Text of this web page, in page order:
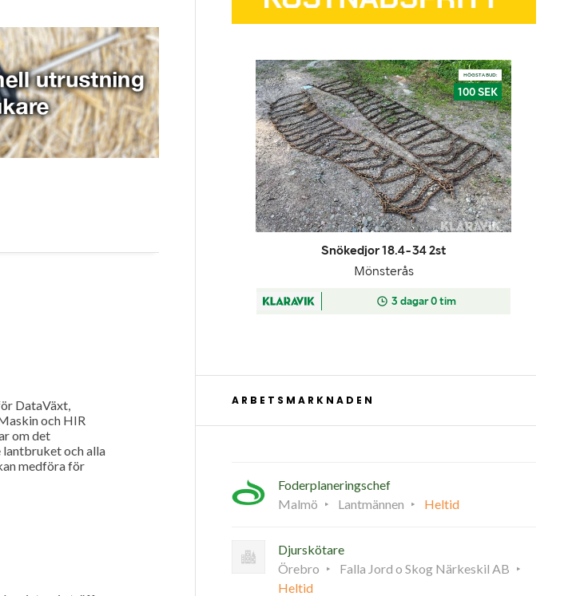
DataVäxt,
och HIR
om det
och alla
medföra för
ARBETSMARKNADEN
Foderplaneringschef
Malmö
Lantmännen Heltid
Djurskötare
Örebro
Falla Jord o Skog Närkeskil AB
Heltid